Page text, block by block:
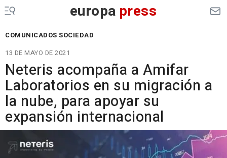
europa press
COMUNICADOS SOCIEDAD
13 DE MAYO DE 2021
Neteris acompaña a Amifar
Laboratorios en su migración a
la nube, para apoyar su
expansión internacional